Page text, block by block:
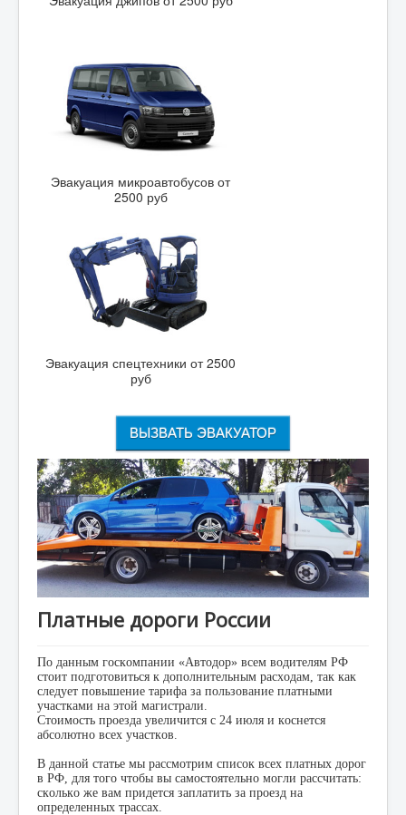
Эвакуация микроавтобусов от
2500 руб
Эвакуация спецтехники от 2500
руб
ВЫЗВАТЬ ЭВАКУАТОР
Платные дороги России
По данным госкомпании «Автодор» всем водителям РФ
стоит подготовиться к дополнительным расходам, так как
следует повышение тарифа за пользование платными
участками на этой магистрали.
Стоимость проезда увеличится с 24 июля и коснется
абсолютно всех участков.
В данной статье мы рассмотрим список всех платных дорог
в РФ, для того чтобы вы самостоятельно могли рассчитать:
сколько же вам придется заплатить за проезд на
определенных трассах.